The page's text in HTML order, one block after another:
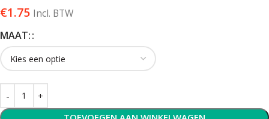
€1.75 Incl. BTW
MAAT: